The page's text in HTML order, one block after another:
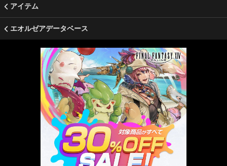
アイテム
エオルゼアデータベース